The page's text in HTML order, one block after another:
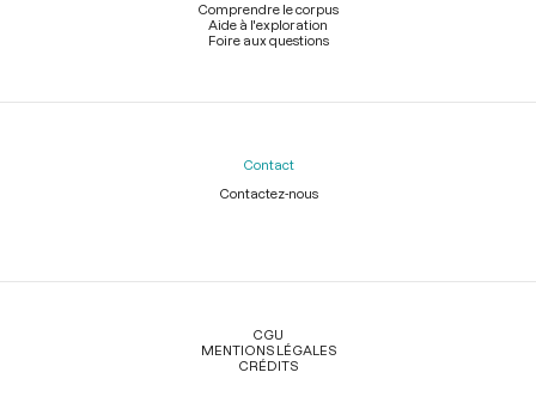
Comprendre le corpus
Aide à l'exploration
Foire aux questions
Contact
Contactez-nous
Légal
CGU
MENTIONS LÉGALES
CRÉDITS